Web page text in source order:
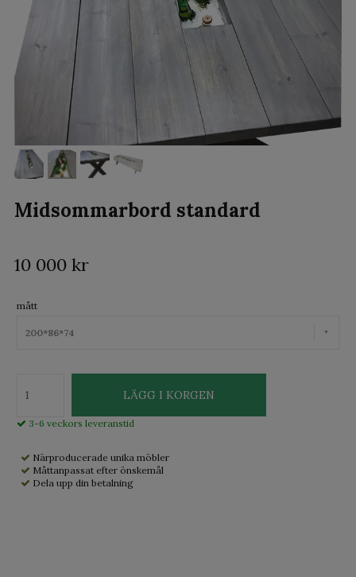
Midsommarbord standard
10 000 kr
mått
200*86*74
LÄGG I KORGEN
3-6 veckors leveranstid
Närproducerade unika möbler
Måttanpassat efter önskemål
Dela upp din betalning